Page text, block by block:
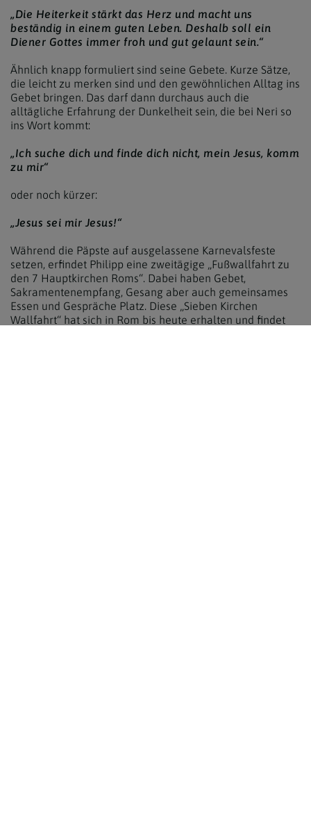
„Die Heiterkeit stärkt das Herz und macht uns
beständig in einem guten Leben. Deshalb soll ein
Diener Gottes immer froh und gut gelaunt sein.“
Ähnlich knapp formuliert sind seine Gebete. Kurze Sätze,
die leicht zu merken sind und den gewöhnlichen Alltag ins
Gebet bringen. Das darf dann durchaus auch die
alltägliche Erfahrung der Dunkelheit sein, die bei Neri so
ins Wort kommt:
„Ich suche dich und finde dich nicht, mein Jesus, komm
zu mir“
oder noch kürzer:
„Jesus sei mir Jesus!“
Während die Päpste auf ausgelassene Karnevalsfeste
setzen, erfindet Philipp eine zweitägige „Fußwallfahrt zu
den 7 Hauptkirchen Roms“. Dabei haben Gebet,
Sakramentenempfang, Gesang aber auch gemeinsames
Essen und Gespräche Platz. Diese „Sieben Kirchen
Wallfahrt“ hat sich in Rom bis heute erhalten und findet